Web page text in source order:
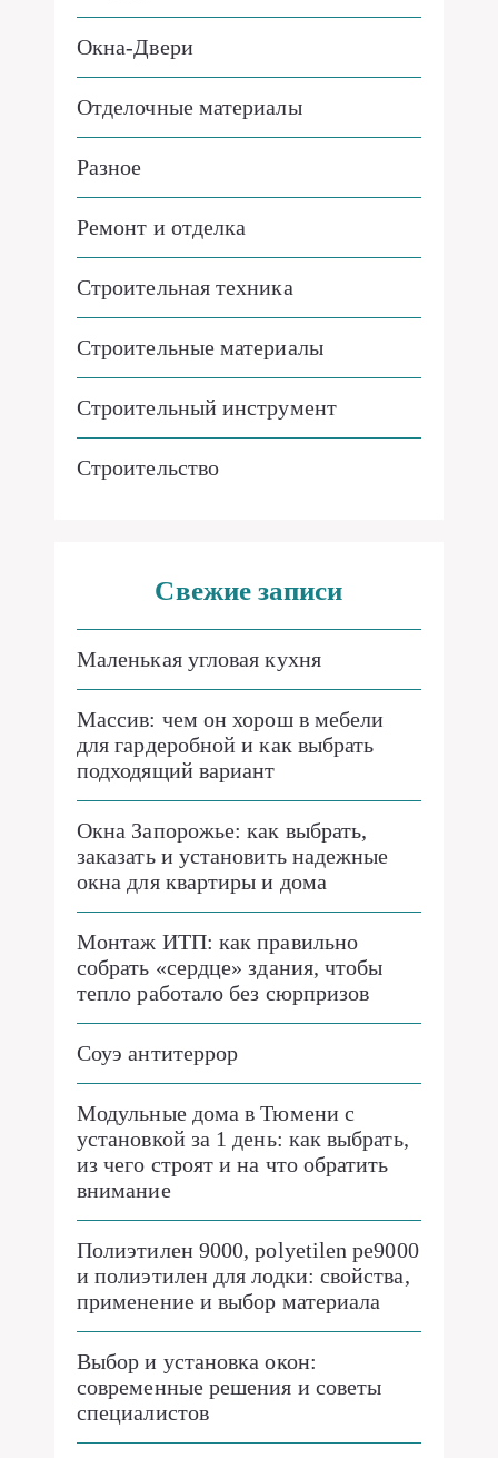
Окна-Двери
Отделочные материалы
Разное
Ремонт и отделка
Строительная техника
Строительные материалы
Строительный инструмент
Строительство
Свежие записи
Маленькая угловая кухня
Массив: чем он хорош в мебели
для гардеробной и как выбрать
подходящий вариант
Окна Запорожье: как выбрать,
заказать и установить надежные
окна для квартиры и дома
Монтаж ИТП: как правильно
собрать «сердце» здания, чтобы
тепло работало без сюрпризов
Соуэ антитеррор
Модульные дома в Тюмени с
установкой за 1 день: как выбрать,
из чего строят и на что обратить
внимание
Полиэтилен 9000, polyetilen pe9000
и полиэтилен для лодки: свойства,
применение и выбор материала
Выбор и установка окон:
современные решения и советы
специалистов